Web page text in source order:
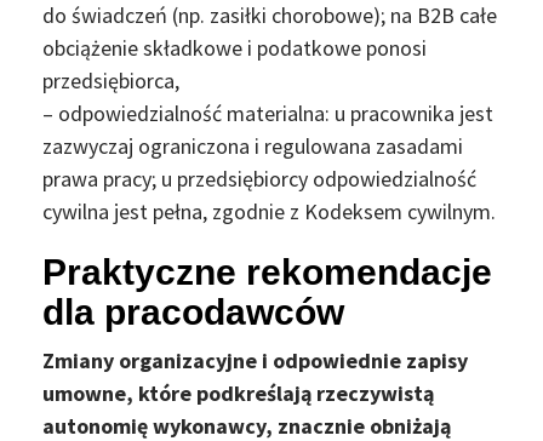
do świadczeń (np. zasiłki chorobowe); na B2B całe
obciążenie składkowe i podatkowe ponosi
przedsiębiorca,
– odpowiedzialność materialna: u pracownika jest
zazwyczaj ograniczona i regulowana zasadami
prawa pracy; u przedsiębiorcy odpowiedzialność
cywilna jest pełna, zgodnie z Kodeksem cywilnym.
Praktyczne rekomendacje
dla pracodawców
Zmiany organizacyjne i odpowiednie zapisy
umowne, które podkreślają rzeczywistą
autonomię wykonawcy, znacznie obniżają